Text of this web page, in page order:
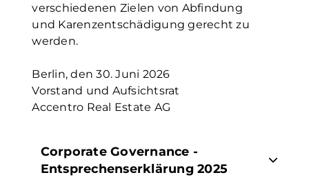
verschiedenen Zielen von Abfindung
und Karenzentschädigung gerecht zu
werden.
Berlin, den 30. Juni 2026
Vorstand und Aufsichtsrat
Accentro Real Estate AG
Corporate Governance -
Entsprechenserklärung 2025